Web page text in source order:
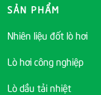
SẢN PHẨM
Nhiên liệu đốt lò hơi
Lò hơi công nghiệp
Lò dầu tải nhiệt